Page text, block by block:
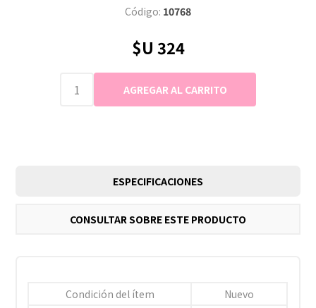
Código: 10768
$U 324
ESPECIFICACIONES
CONSULTAR SOBRE ESTE PRODUCTO
Condición del ítem
Nuevo